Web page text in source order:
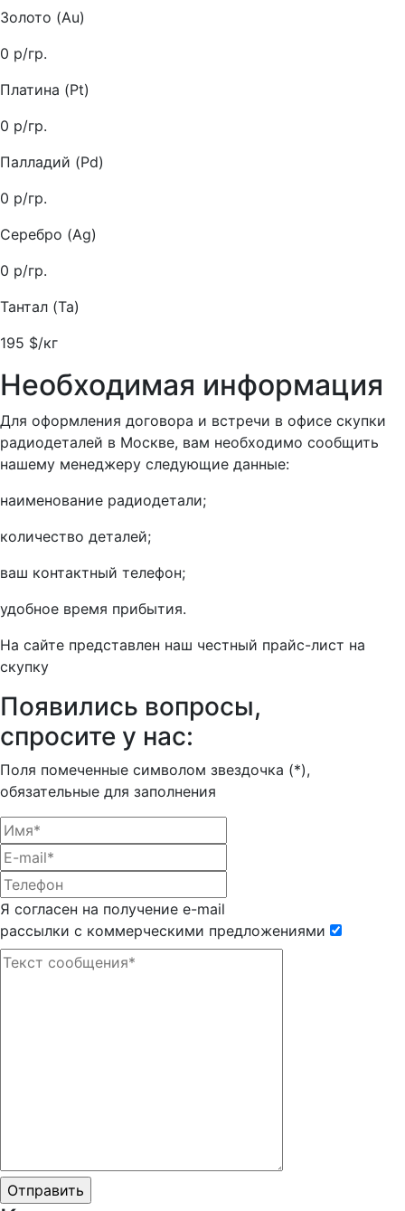
Золото (Au)
0 р/гр.
Платина (Pt)
0 р/гр.
Палладий (Pd)
0 р/гр.
Серебро (Ag)
0 р/гр.
Тантал (Ta)
195 $/кг
Необходимая информация
Для оформления договора и встречи в офисе скупки
радиодеталей в Москве, вам необходимо сообщить
нашему менеджеру следующие данные:
наименование радиодетали;
количество деталей;
ваш контактный телефон;
удобное время прибытия.
На сайте представлен наш честный прайс-лист на
скупку
Появились вопросы,
спросите у нас:
Поля помеченные символом звездочка (*),
обязательные для заполнения
Я согласен на получение e-mail
рассылки с коммерческими предложениями